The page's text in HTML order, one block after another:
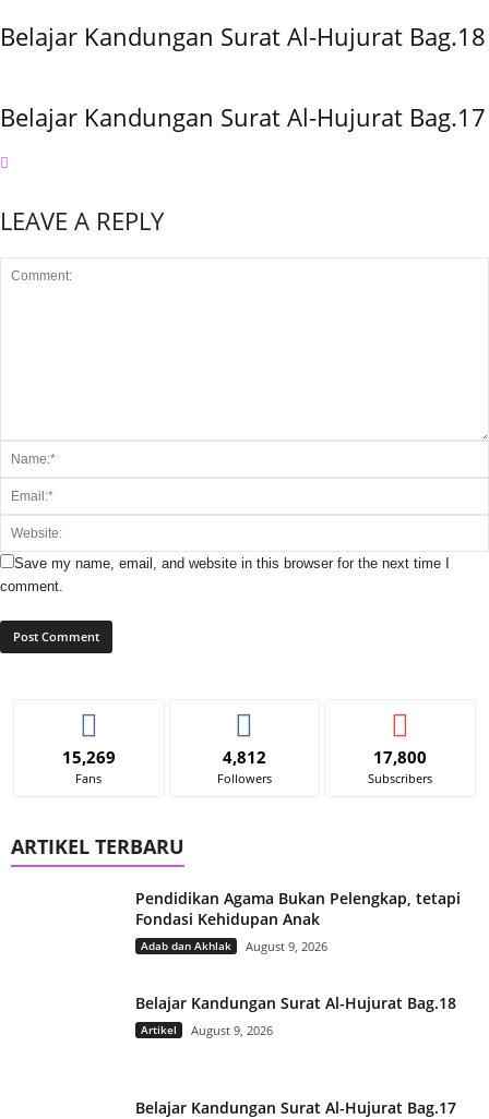
Belajar Kandungan Surat Al-Hujurat Bag.18
Belajar Kandungan Surat Al-Hujurat Bag.17
LEAVE A REPLY
Save my name, email, and website in this browser for the next time I
comment.
15,269
Fans
4,812
Followers
17,800
Subscribers
ARTIKEL TERBARU
Pendidikan Agama Bukan Pelengkap, tetapi
Fondasi Kehidupan Anak
Adab dan Akhlak August 9, 2026
Belajar Kandungan Surat Al-Hujurat Bag.18
Artikel August 9, 2026
Belajar Kandungan Surat Al-Hujurat Bag.17